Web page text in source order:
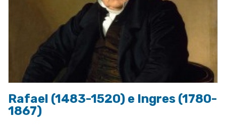
Rafael (1483-1520) e Ingres (1780-
1867)